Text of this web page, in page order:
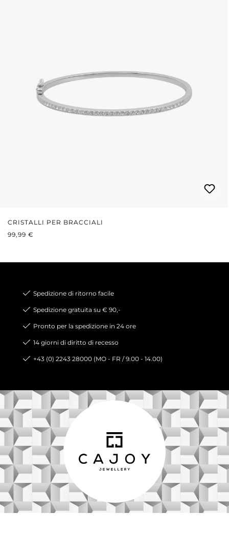
CRISTALLI PER BRACCIALI
PREZZO NORMALE:
99,99 €
Spedizione di ritorno facile
Spedizione gratuita su € 90,-
Pronto per la spedizione in 24 ore
14 giorni di diritto di recesso
+43 (0) 2243 28000 (MO - FR / 9.00 - 14.00)